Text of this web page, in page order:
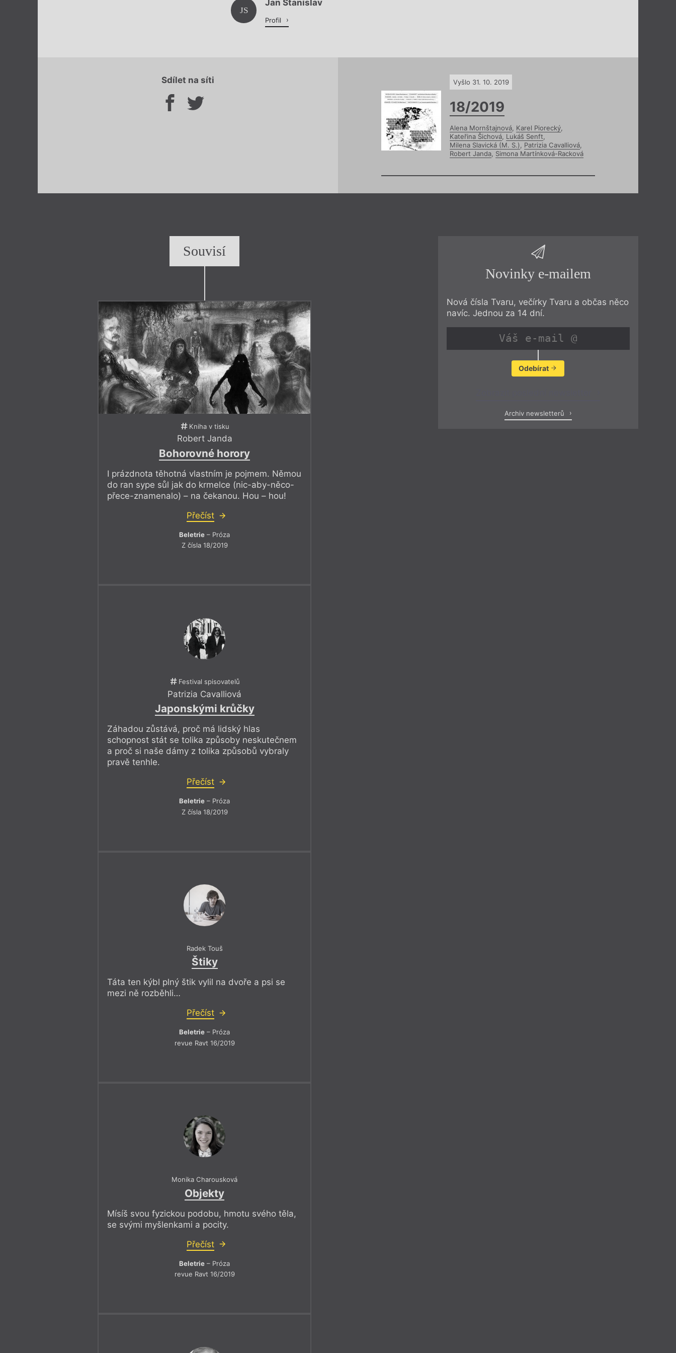
JS
Jan Stanislav
Profil
Sdílet na síti Vyšlo 31. 10. 2019
18/2019
Alena Mornštajnová Karel Piorecký
Kateřina Šichová Lukáš Senft
Milena Slavická (M. S.)
Patrizia Cavalliová
Robert Janda Simona Martínková-Racková
Souvisí
Kniha v tisku
Robert Janda
Bohorovné horory
I prázdnota těhotná vlastním je pojmem. Němou
do ran sype sůl jak do krmelce (nic-aby-něco-
přece-znamenalo) – na čekanou. Hou – hou!
Přečíst
Beletrie – Próza
Z čísla 18/2019
Festival spisovatelů
Patrizia Cavalliová
Japonskými krůčky
Záhadou zůstává, proč má lidský hlas
schopnost stát se tolika způsoby neskutečnem
a proč si naše dámy z tolika způsobů vybraly
pravě tenhle.
Přečíst
Beletrie – Próza
Z čísla 18/2019
Radek Touš
Štiky
Táta ten kýbl plný štik vylil na dvoře a psi se
mezi ně rozběhli…
Přečíst
Beletrie – Próza
revue Ravt 16/2019
Monika Charousková
Objekty
Mísíš svou fyzickou podobu, hmotu svého těla,
se svými myšlenkami a pocity.
Přečíst
Beletrie – Próza
revue Ravt 16/2019
Novinky e-mailem
Nová čísla Tvaru, večírky Tvaru a občas něco
navíc. Jednou za 14 dní.
Odebírat
Archiv newsletterů